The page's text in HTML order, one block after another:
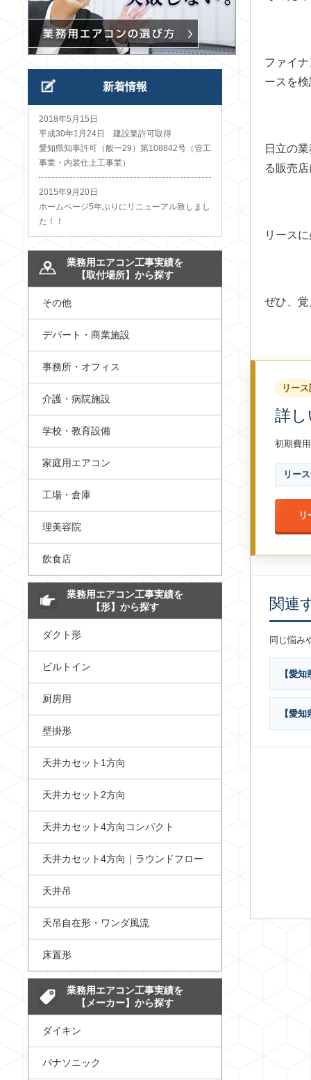
ファイ
ースを
日立の
る販売
リース
ぜひ、
リー
詳
初期費
リー
関連
同じ悩み
【愛
【愛
新着情報
2018年5月15日
平成30年1月24日 建設業許可取得
愛知県知事許可（般ー29）第108842号（管工
事業・内装仕上工事業）
2015年9月20日
ホームページ5年ぶりにリニューアル致しまし
た！！
業務用エアコン工事実績を
【取付場所】から探す
その他
デパート・商業施設
事務所・オフィス
介護・病院施設
学校・教育設備
家庭用エアコン
工場・倉庫
理美容院
飲食店
業務用エアコン工事実績を
【形】から探す
ダクト形
ビルトイン
厨房用
壁掛形
天井カセット1方向
天井カセット2方向
天井カセット4方向コンパクト
天井カセット4方向｜ラウンドフロー
天井吊
天吊自在形・ワンダ風流
床置形
業務用エアコン工事実績を
【メーカー】から探す
ダイキン
パナソニック